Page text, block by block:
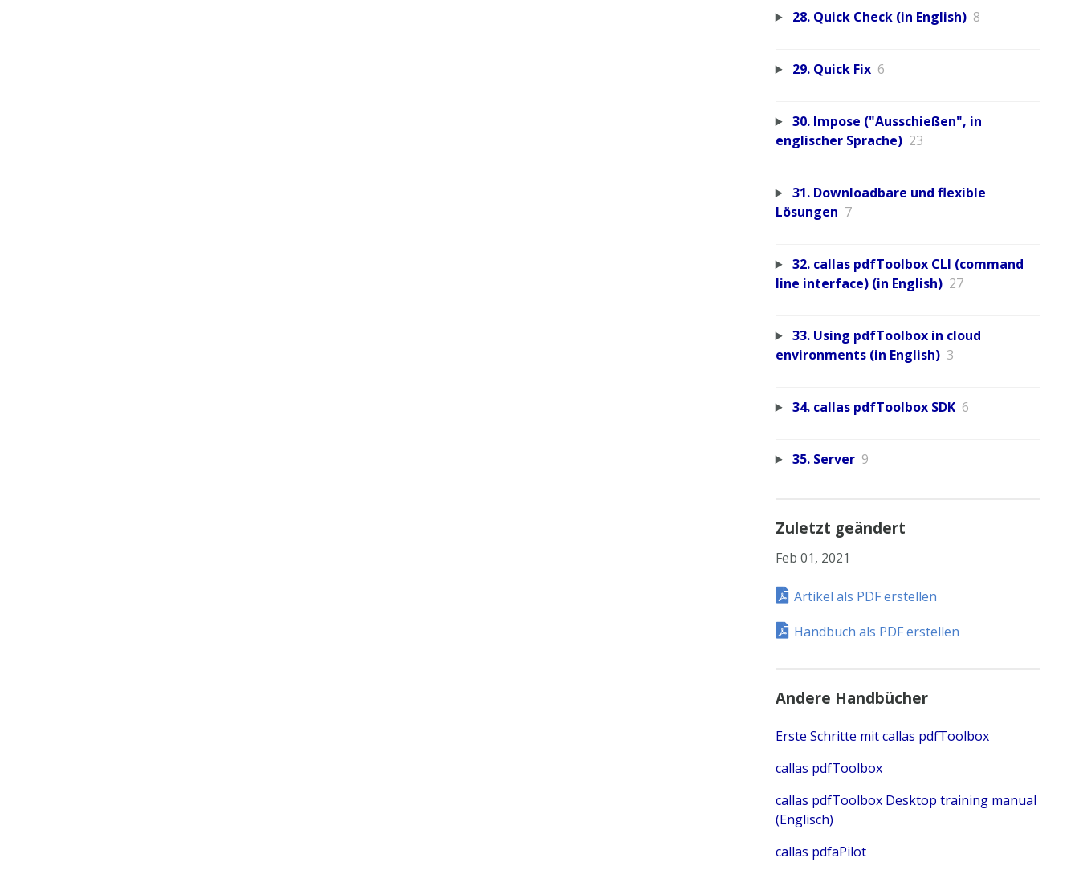
28. Quick Check (in English) 8
29. Quick Fix 6
30. Impose ("Ausschießen", in
englischer Sprache) 23
31. Downloadbare und flexible
Lösungen 7
32. callas pdfToolbox CLI (command
line interface) (in English) 27
33. Using pdfToolbox in cloud
environments (in English) 3
34. callas pdfToolbox SDK 6
35. Server 9
Zuletzt geändert
Feb 01, 2021
Artikel als PDF erstellen
Handbuch als PDF erstellen
Andere Handbücher
Erste Schritte mit callas pdfToolbox
callas pdfToolbox
callas pdfToolbox Desktop training manual
(Englisch)
callas pdfaPilot